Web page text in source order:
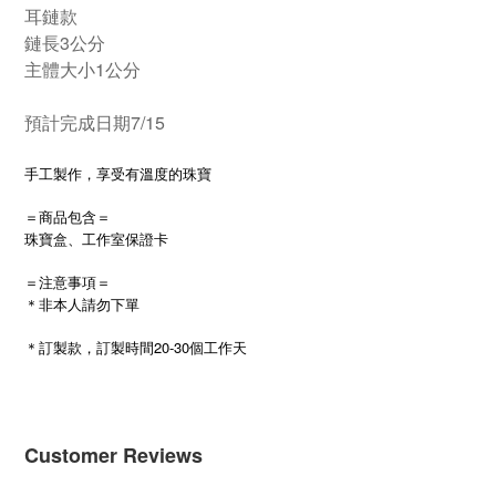
耳鏈款
鏈長3公分
主體大小1公分
預計完成日期7/15
手工製作，享受有溫度的珠寶
＝商品包含＝
珠寶盒、工作室保證卡
＝注意事項＝
＊非本人請勿下單
＊訂製款，訂製時間20-30個工作天
Customer Reviews